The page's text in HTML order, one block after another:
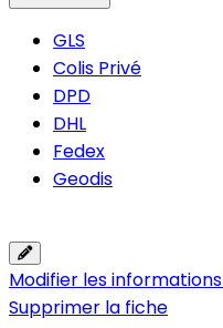
GLS
Colis Privé
DPD
DHL
Fedex
Geodis
Modifier les informations
Supprimer la fiche